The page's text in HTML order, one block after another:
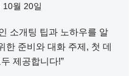
10월 20일
소개팅 팁과 노하우를 알
한 준비와 대화 주제, 첫 데
제공합니다!”